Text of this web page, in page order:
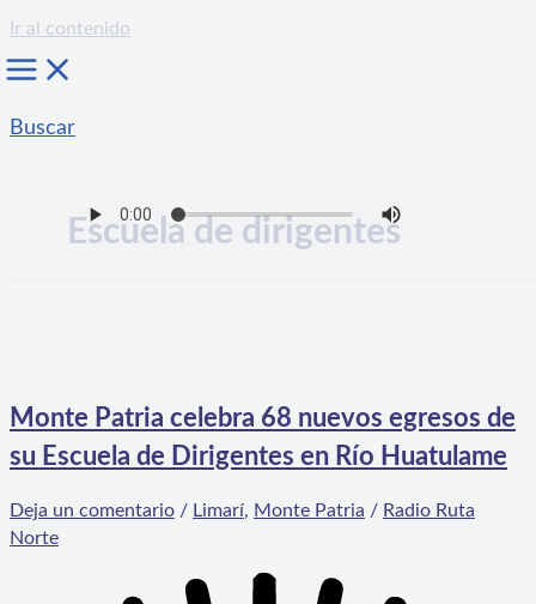
Ir al contenido
Buscar
Escuela de dirigentes
Monte Patria celebra 68 nuevos egresos de
su Escuela de Dirigentes en Río Huatulame
Deja un comentario / Limarí, Monte Patria / Radio Ruta
Norte